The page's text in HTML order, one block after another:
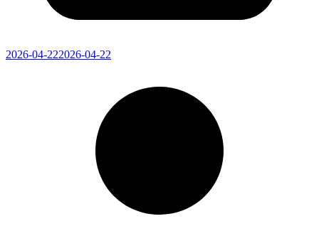
2026-04-222026-04-22